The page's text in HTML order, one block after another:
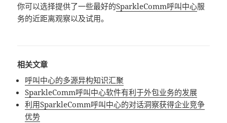
你可以选择提供了一些最好的SparkleComm呼叫中心服
务的近距离观察以及试用。
相关文章
呼叫中心的多源异构知识汇聚
SparkleComm呼叫中心软件有利于外包业务的发展
利用SparkleComm呼叫中心的对话洞察获得企业竞争
优势